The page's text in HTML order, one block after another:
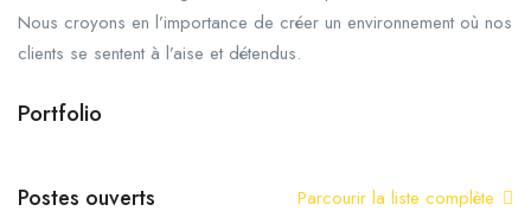
Nous croyons en l’importance de créer un environnement où nos
clients se sentent à l’aise et détendus.
Portfolio
Postes ouverts Parcourir la liste complète